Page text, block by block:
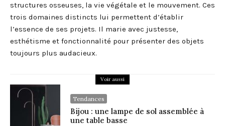
structures osseuses, la vie végétale et le mouvement. Ces
trois domaines distincts lui permettent d’établir
l’essence de ses projets. Il marie avec justesse,
esthétisme et fonctionnalité pour présenter des objets
toujours plus audacieux.
Voir aussi
Tendances
Bijou : une lampe de sol assemblée à
une table basse